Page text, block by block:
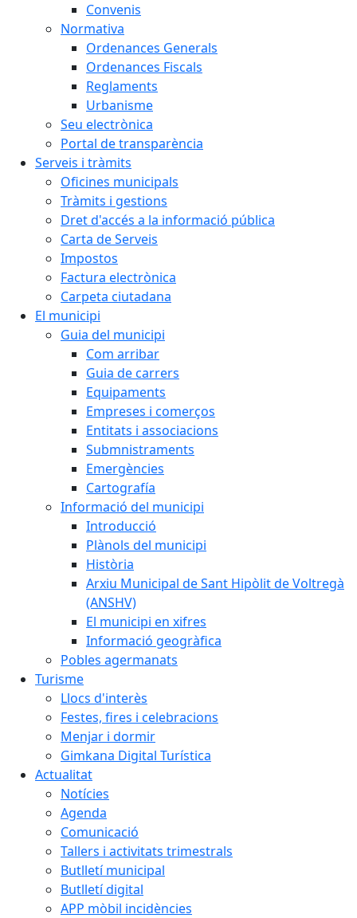
Convenis
Normativa
Ordenances Generals
Ordenances Fiscals
Reglaments
Urbanisme
Seu electrònica
Portal de transparència
Serveis i tràmits
Oficines municipals
Tràmits i gestions
Dret d'accés a la informació pública
Carta de Serveis
Impostos
Factura electrònica
Carpeta ciutadana
El municipi
Guia del municipi
Com arribar
Guia de carrers
Equipaments
Empreses i comerços
Entitats i associacions
Submnistraments
Emergències
Cartografía
Informació del municipi
Introducció
Plànols del municipi
Història
Arxiu Municipal de Sant Hipòlit de Voltregà
(ANSHV)
El municipi en xifres
Informació geogràfica
Pobles agermanats
Turisme
Llocs d'interès
Festes, fires i celebracions
Menjar i dormir
Gimkana Digital Turística
Actualitat
Notícies
Agenda
Comunicació
Tallers i activitats trimestrals
Butlletí municipal
Butlletí digital
APP mòbil incidències